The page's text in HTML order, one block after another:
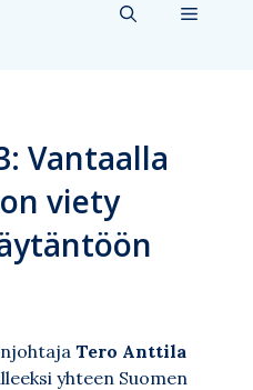
Valikko
Vantaalla
viety
Tero Anttila
yhteen Suomen